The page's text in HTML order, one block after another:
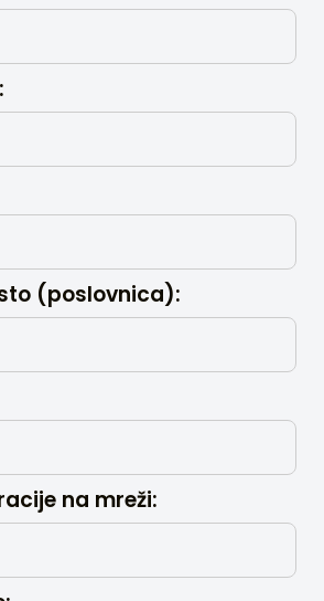
(poslovnica):
na mreži: